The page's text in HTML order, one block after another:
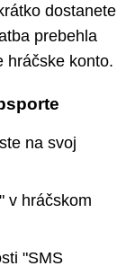
dostanete
prebehla
hráčske konto.
na svoj
v hráčskom
"SMS